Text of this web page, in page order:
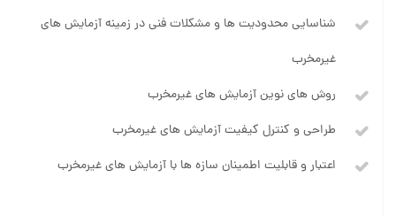
شناسایی محدودیت ها و مشکلات فنی در زمینه آزمایش های
غیرمخرب
روش های نوین آزمایش های غیرمخرب
طراحی و کنترل کیفیت آزمایش های غیرمخرب
اعتبار و قابلیت اطمینان سازه ها با آزمایش های غیرمخرب